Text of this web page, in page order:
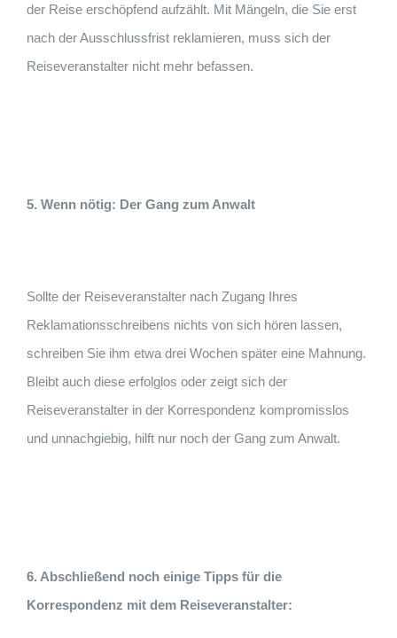
der Reise erschöpfend aufzählt. Mit Mängeln, die Sie erst
nach der Ausschlussfrist reklamieren, muss sich der
Reiseveranstalter nicht mehr befassen.
5. Wenn nötig: Der Gang zum Anwalt
Sollte der Reiseveranstalter nach Zugang Ihres
Reklamationsschreibens nichts von sich hören lassen,
schreiben Sie ihm etwa drei Wochen später eine Mahnung.
Bleibt auch diese erfolglos oder zeigt sich der
Reiseveranstalter in der Korrespondenz kompromisslos
und unnachgiebig, hilft nur noch der Gang zum Anwalt.
6. Abschließend noch einige Tipps für die
Korrespondenz mit dem Reiseveranstalter: